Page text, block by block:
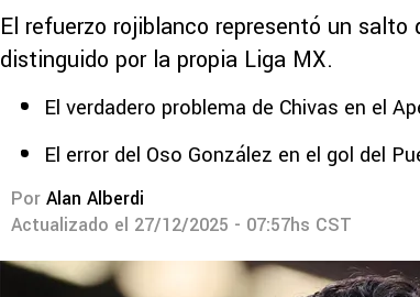
El refuerzo rojiblanco representó un
distinguido por la propia Liga MX.
El verdadero problema de Chivas en el
El error del Oso González en el gol del
Por Alan Alberdi
Actualizado el 27/12/2025 - 07:57hs CST